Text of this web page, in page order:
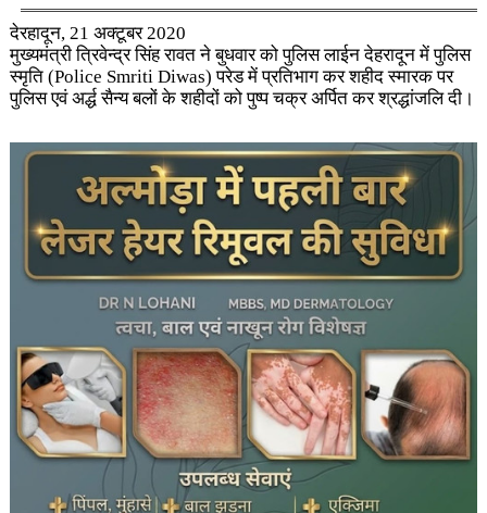
देरहादून, 21 अक्टूबर 2020
मुख्यमंत्री त्रिवेन्द्र सिंह रावत ने बुधवार को पुलिस लाईन देहरादून में पुलिस
स्मृति (Police Smriti Diwas) परेड में प्रतिभाग कर शहीद स्मारक पर
पुलिस एवं अर्द्ध सैन्य बलों के शहीदों को पुष्प चक्र अर्पित कर श्रद्धांजलि दी।